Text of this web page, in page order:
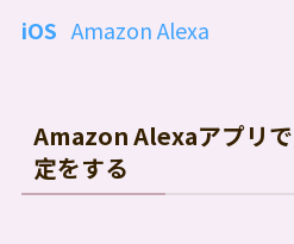
iOS Amazon Alexa
Amazon Alexaアプリ
定をする